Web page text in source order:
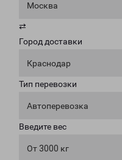
Москва
⇄
Город доставки
Краснодар
Тип перевозки
Автоперевозка
Введите вес
От 3000 кг